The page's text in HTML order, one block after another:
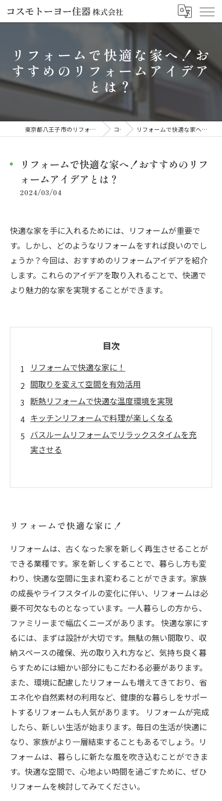
リフォームで快適な家へ！お
すすめのリフォームアイデア
とは？
東京都八王子市のリフォームならコスモトーヨー住器株式会社 コラム リフォームで快適な家へ！おすすめのリフォームアイデアとは？
リフォームで快適な家へ！おすすめのリフ
ォームアイデアとは？
2024/03/04
快適な家を手に入れるためには、リフォームが重要で
す。しかし、どのようなリフォームをすれば良いのでし
ょうか？今回は、おすすめのリフォームアイデアを紹介
します。これらのアイデアを取り入れることで、快適で
より魅力的な家を実現することができます。
目次
リフォームで快適な家に！
間取りを変えて空間を有効活用
断熱リフォームで快適な温度環境を実現
キッチンリフォームで料理が楽しくなる
バスルームリフォームでリラックスタイムを充
実させる
リフォームで快適な家に！
リフォームは、古くなった家を新しく再生させることが
できる業種です。家を新しくすることで、暮らし方も変
わり、快適な空間に生まれ変わることができます。家族
の成長やライフスタイルの変化に伴い、リフォームは必
要不可欠なものとなっています。一人暮らしの方から、
ファミリーまで幅広くニーズがあります。 快適な家にす
るには、まずは設計が大切です。無駄の無い間取り、収
納スペースの確保、光の取り入れ方など、気持ち良く暮
らすためには細かい部分にもこだわる必要があります。
また、環境に配慮したリフォームも増えてきており、省
エネ化や自然素材の利用など、健康的な暮らしをサポー
トするリフォームも人気があります。 リフォームが完成
したら、新しい生活が始まります。毎日の生活が快適に
なり、家族がより一層結束することもあるでしょう。リ
フォームは、暮らしに新たな風を吹き込むことができま
す。快適な空間で、心地よい時間を過ごすために、ぜひ
リフォームを検討してみてください。